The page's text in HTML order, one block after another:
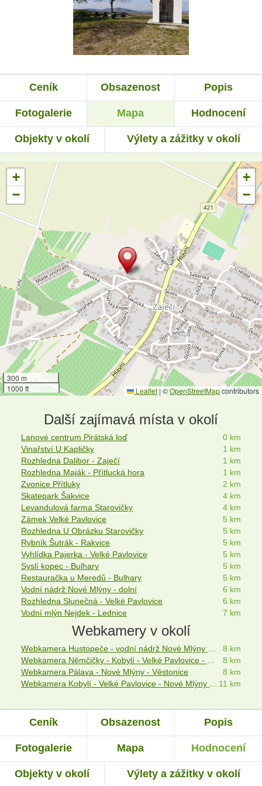
Ceník Obsazenost Popis
Fotogalerie Mapa Hodnocení
Objekty v okolí Výlety a zážitky v okolí
+
−
+
−
300 m
1000 ft
Leaflet | ©OpenStreetMapcontributors
Další zajímavá místa v okolí
Lanové centrum Pirátská loď
0 km
Vinařství U Kapličky
1 km
Rozhledna Dalibor - Zaječí
1 km
Rozhledna Maják - Přítlucká hora
1 km
Zvonice Přítluky
2 km
Skatepark Šakvice
4 km
Levandulová farma Starovičky
4 km
Zámek Velké Pavlovice
5 km
Rozhledna U Obrázku Starovičky
5 km
Rybník Šutrák - Rakvice
5 km
Vyhlídka Pajerka - Velké Pavlovice
5 km
Syslí kopec - Bulhary
5 km
Restauračka u Meredů - Bulhary
5 km
Vodní nádrž Nové Mlýny - dolní
6 km
Rozhledna Slunečná - Velké Pavlovice
6 km
Vodní mlýn Nejdek - Lednice
7 km
Webkamery v okolí
8 km
8 km
Webkamera Pálava - Nové Mlýny - Věstonice
8 km
11 km
Ceník Obsazenost Popis
Fotogalerie Mapa Hodnocení
Objekty v okolí Výlety a zážitky v okolí